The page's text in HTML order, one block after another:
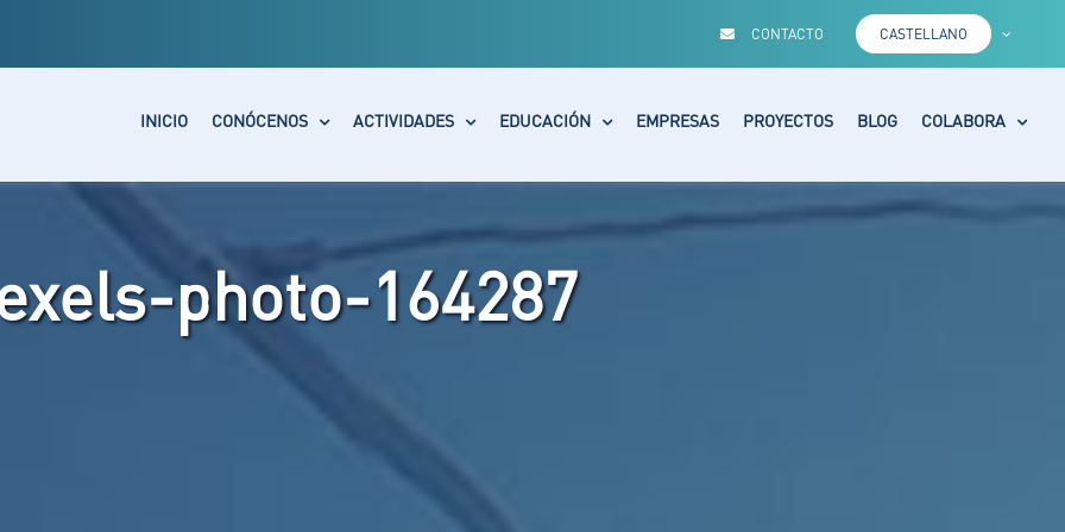
CONTACTO CASTELLANO
INICIO CONÓCENOS ACTIVIDADES EDUCACIÓN EMPRESAS PROYECTOS BLOG COLABORA
photo-164287